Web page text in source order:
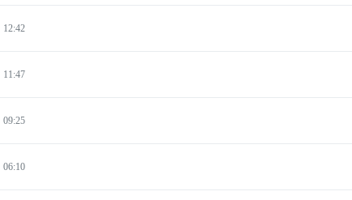
12:42
11:47
09:25
06:10